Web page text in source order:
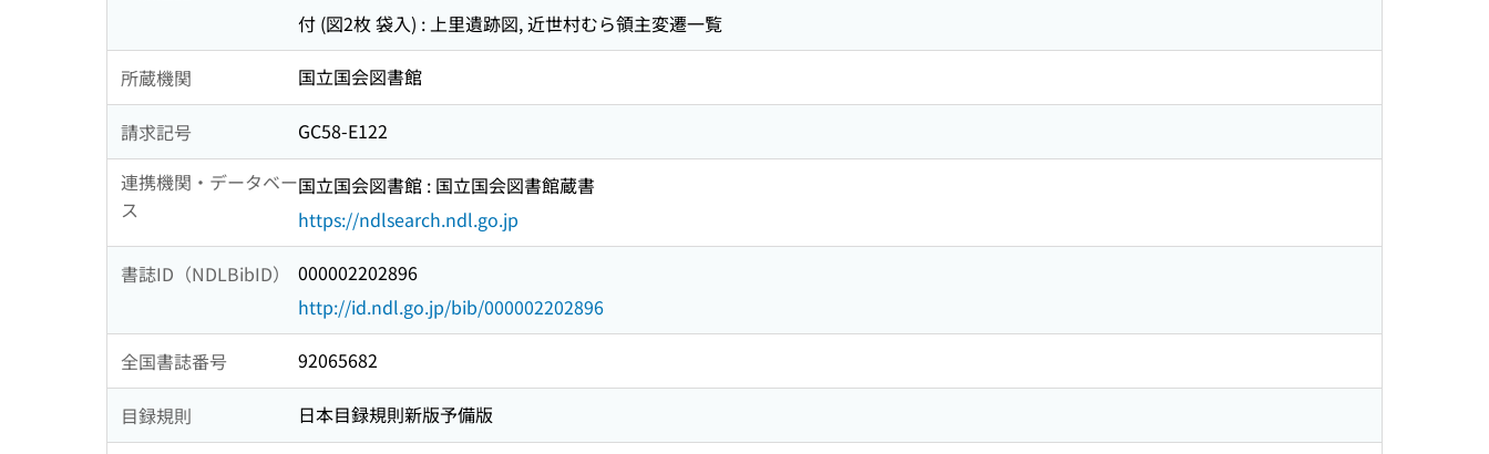
付 (図2枚 袋入) : 上里遺跡図, 近世村むら領主変遷一覧
所蔵機関 国立国会図書館
請求記号
GC58-E122
連携機関・データベー
ス
国立国会図書館 : 国立国会図書館蔵書
https://ndlsearch.ndl.go.jp
書誌ID（NDLBibID）
000002202896
http://id.ndl.go.jp/bib/000002202896
全国書誌番号 92065682
目録規則 日本目録規則新版予備版